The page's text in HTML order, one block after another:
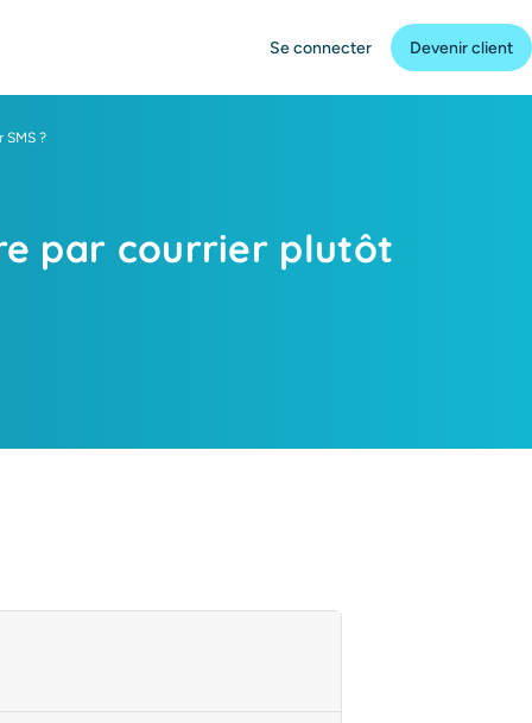
Se connecter Devenir client
?
par courrier plutôt